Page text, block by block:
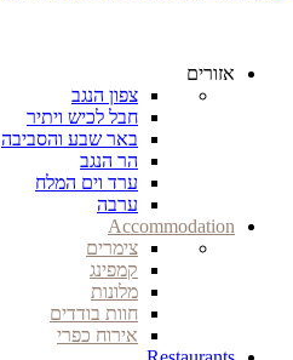
אזורים
צפון הנגב
חבל לכיש ויתיר
באר שבע והסביבה
הר הנגב
ערד וים המלח
ערבה
Accommodation
צימרים
קמפינג
מלונות
חוות בודדים
אירוח כפרי